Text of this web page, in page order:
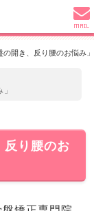
開き、反り腰のお悩み」
反り腰のお
MAIL